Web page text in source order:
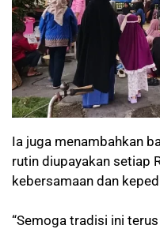
Ia juga menambahkan
rutin diupayakan setiap
kebersamaan dan
“Semoga tradisi ini